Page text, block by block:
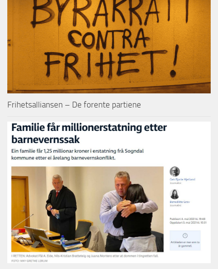
Frihetsalliansen – De forente partiene